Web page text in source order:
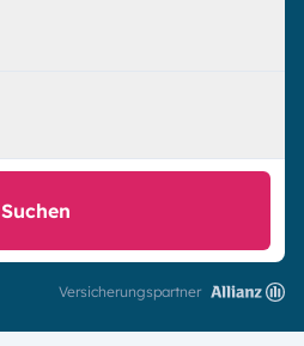
Suchen
Versicherungspartner